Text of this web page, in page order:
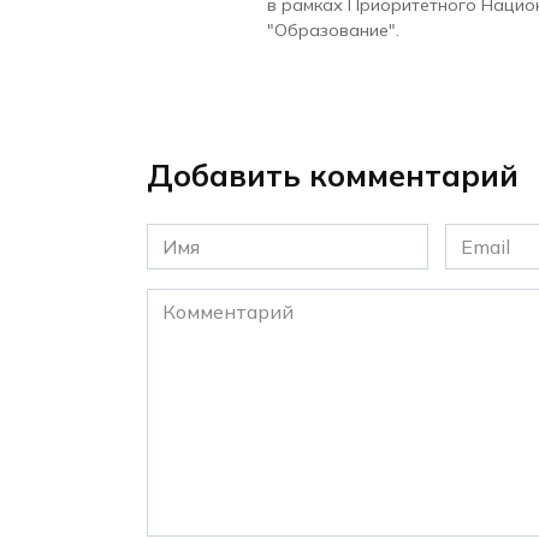
в рамках Приоритетного
"Образование".
Добавить комментарий
Имя
*
Email
*
Комментарий